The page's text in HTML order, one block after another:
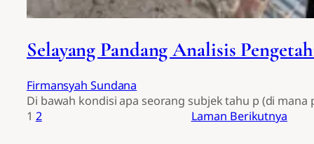
Selayang Pandang Analisis
Firmansyah Sundana
Di bawah kondisi apa seorang subjek tahu p (di mana
1 2 Laman Berikutnya